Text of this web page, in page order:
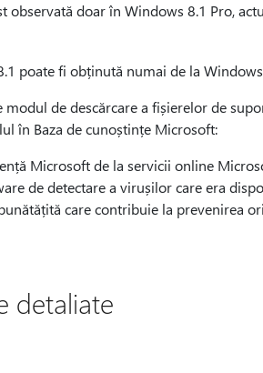
observată doar în Windows 8.1 Pro,
poate fi obținută numai de la
de descărcare a fișierelor de
în Baza de cunoștințe Microsoft:
Microsoft de la servicii online
de detectare a virușilor care era
care contribuie la prevenirea
detaliate